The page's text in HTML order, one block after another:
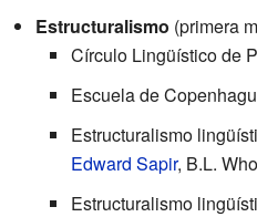
Estructuralismo (primera
Círculo Lingüístico de
Escuela de
Estructuralismo
Edward Sapir, B.L.
Estructuralismo